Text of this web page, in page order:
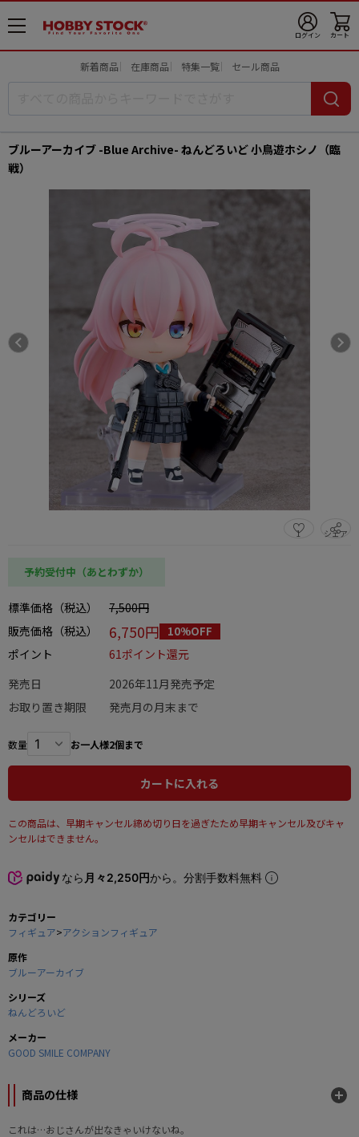
メ
ニ
ログイン カート
新着商品 在庫商品 特集一覧 セール商品
ブルーアーカイブ -Blue Archive- ねんどろいど 小鳥遊ホシノ（臨
戦）
1 シェア
この商品をシェアする
予約受付中（あとわずか）
標準価格（税込）
7,500円
販売価格（税込）
6,750円 10%OFF
ポイント
61ポイント還元
発売日
2026年11月発売予定
お取り置き期限
発売月の月末まで
数量 お一人様2個まで
カートに入れる
この商品は、早期キャンセル締め切り日を過ぎたため早期キャンセル及びキャ
ンセルはできません。
なら 月々2,250円から。分割手数料無料
カテゴリー
フィギュア>アクションフィギュア
原作
ブルーアーカイブ
シリーズ
ねんどろいど
メーカー
GOOD SMILE COMPANY
商品の仕様
これは…おじさんが出なきゃいけないね。